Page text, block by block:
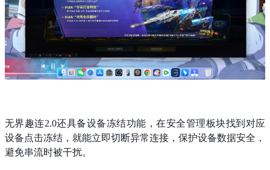
无界趣连2.0还具备设备冻结功能，在安全管理板块找到对应
设备点击冻结，就能立即切断异常连接，保护设备数据安全，
避免串流时被干扰。